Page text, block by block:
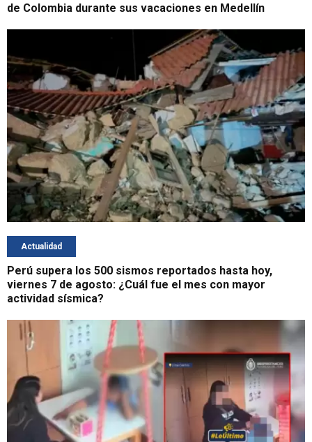
de Colombia durante sus vacaciones en Medellín
Actualidad
Perú supera los 500 sismos reportados hasta hoy,
viernes 7 de agosto: ¿Cuál fue el mes con mayor
actividad sísmica?